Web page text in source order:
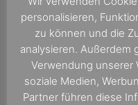
personalisieren,
zu können und die
analysieren. Außerdem
Verwendung unserer
soziale Medien,
Partner führen diese